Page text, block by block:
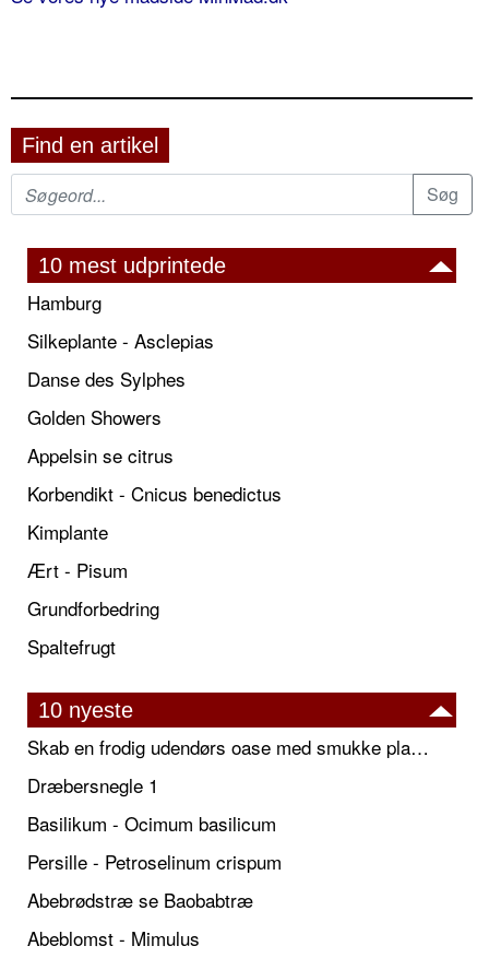
Find en artikel
10 mest udprintede
Hamburg
Silkeplante - Asclepias
Danse des Sylphes
Golden Showers
Appelsin se citrus
Korbendikt - Cnicus benedictus
Kimplante
Ært - Pisum
Grundforbedring
Spaltefrugt
10 nyeste
Skab en frodig udendørs oase med smukke plantekrukker og elegante espalier
Dræbersnegle 1
Basilikum - Ocimum basilicum
Persille - Petroselinum crispum
Abebrødstræ se Baobabtræ
Abeblomst - Mimulus